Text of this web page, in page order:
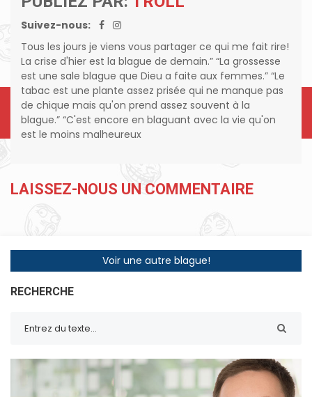
Suivez-nous:
Tous les jours je viens vous partager ce qui me fait rire!
La crise d'hier est la blague de demain.” “La grossesse
est une sale blague que Dieu a faite aux femmes.” “Le
tabac est une plante assez prisée qui ne manque pas
de chique mais qu'on prend assez souvent à la
blague.” “C'est encore en blaguant avec la vie qu'on
est le moins malheureux
LAISSEZ-NOUS UN COMMENTAIRE
Voir une autre blague!
RECHERCHE